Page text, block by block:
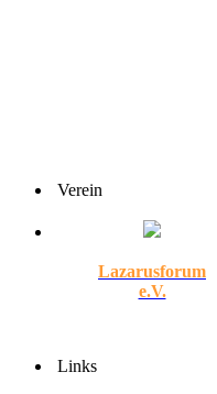
Verein
Lazarusforum
e.V.
Links